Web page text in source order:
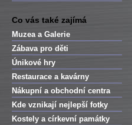
Co vás také zajímá
Muzea a Galerie
Zábava pro děti
Únikové hry
Restaurace a kavárny
Nákupní a obchodní centra
Kde vznikají nejlepší fotky
Kostely a církevní památky